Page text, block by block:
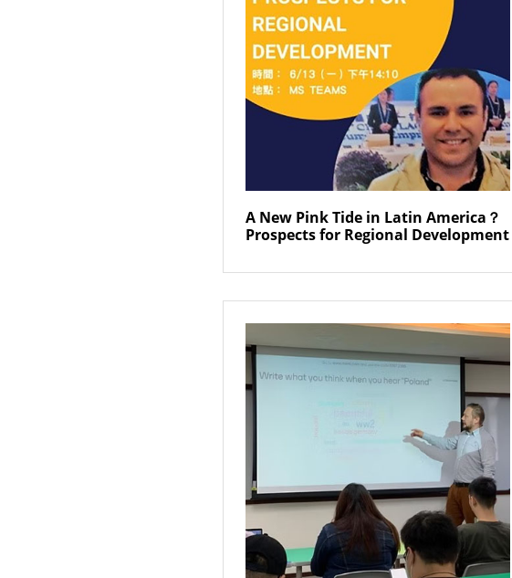
A New Pink Tide in Latin America？
Prospects for Regional Development